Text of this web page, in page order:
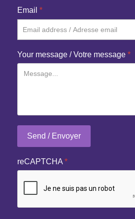
Email *
Your message / Votre message *
Send / Envoyer
reCAPTCHA *